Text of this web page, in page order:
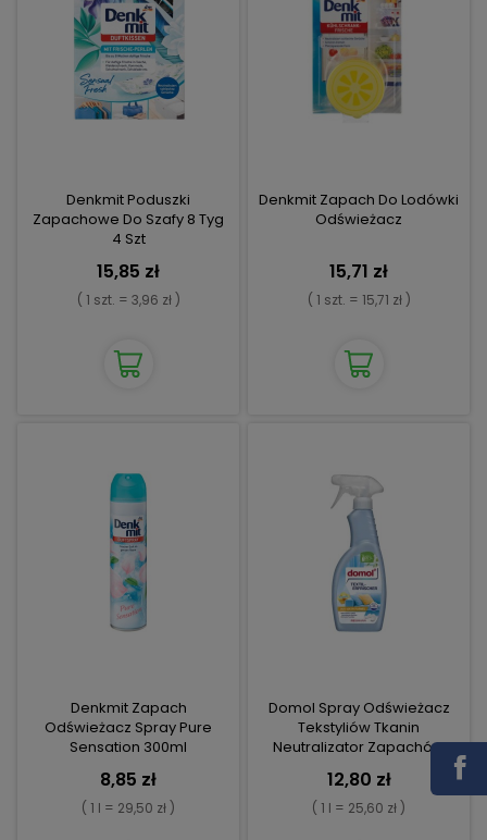
Denkmit Poduszki
Zapachowe Do Szafy 8 Tyg
4 Szt
15,85 zł
( 1 szt. = 3,96 zł )
Denkmit Zapach Do Lodówki
Odświeżacz
15,71 zł
( 1 szt. = 15,71 zł )
Denkmit Zapach
Odświeżacz Spray Pure
Sensation 300ml
8,85 zł
( 1 l = 29,50 zł )
Domol Spray Odświeżacz
Tekstyliów Tkanin
Neutralizator Zapachów
12,80 zł
( 1 l = 25,60 zł )